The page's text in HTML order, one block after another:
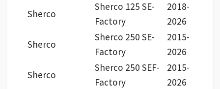
Sherco
Sherco 125 SE-
Factory
2018-
2026
Sherco
Sherco 250 SE-
Factory
2015-
2026
Sherco
Sherco 250 SEF-
Factory
2015-
2026